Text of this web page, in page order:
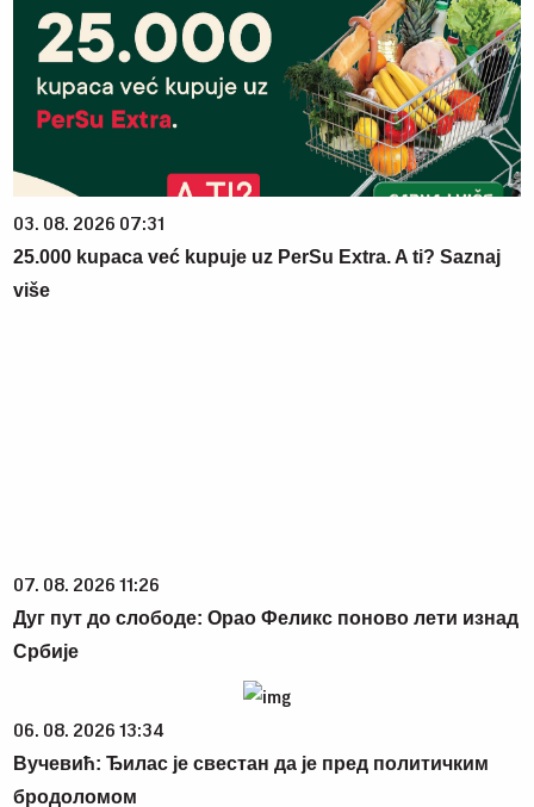
03. 08. 2026 07:31
25.000 kupaca već kupuje uz PerSu Extra. A ti? Saznaj
više
07. 08. 2026 11:26
Дуг пут до слободе: Орао Феликс поново лети изнад
Србије
06. 08. 2026 13:34
Вучевић: Ђилас је свестан да је пред политичким
бродоломом